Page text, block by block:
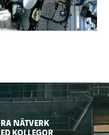
NÄTVERK